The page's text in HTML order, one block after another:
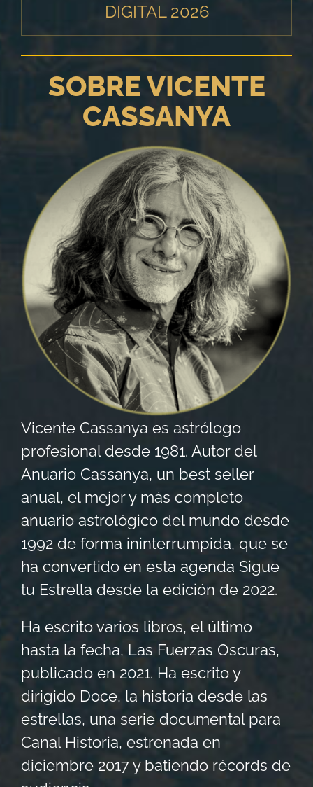
DIGITAL 2026
SOBRE VICENTE
CASSANYA
Vicente Cassanya es astrólogo
profesional desde 1981. Autor del
Anuario Cassanya, un best seller
anual, el mejor y más completo
anuario astrológico del mundo desde
1992 de forma ininterrumpida, que se
ha convertido en esta agenda Sigue
tu Estrella desde la edición de 2022.
Ha escrito varios libros, el último
hasta la fecha, Las Fuerzas Oscuras,
publicado en 2021. Ha escrito y
dirigido Doce, la historia desde las
estrellas, una serie documental para
Canal Historia, estrenada en
diciembre 2017 y batiendo récords de